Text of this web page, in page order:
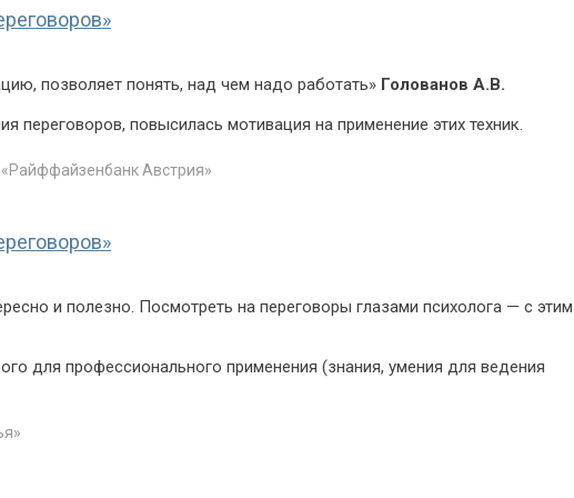
позволяет понять, над чем надо работать» Голованов А.В.
переговоров, повысилась мотивация на применение этих техник.
Австрия»
и полезно. Посмотреть на переговоры глазами психолога — с
для профессионального применения (знания, умения для ведения